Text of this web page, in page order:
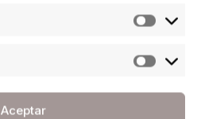
Aceptar